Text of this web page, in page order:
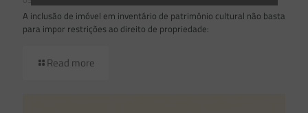
A inclusão de imóvel em inventário de patrimônio cultural não basta
para impor restrições ao direito de propriedade:
Read more